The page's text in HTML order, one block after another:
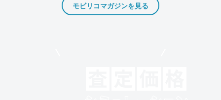
モビリコマガジンを見る